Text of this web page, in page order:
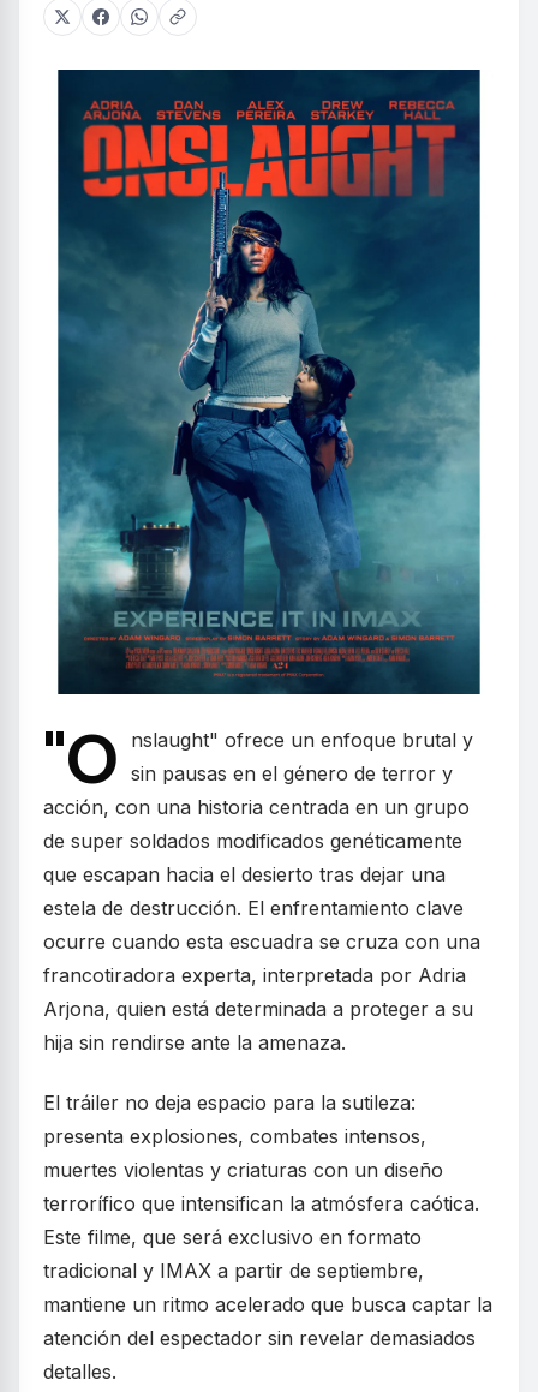
"O
nslaught" ofrece un enfoque brutal y
sin pausas en el género de terror y
acción, con una historia centrada en un grupo
de super soldados modificados genéticamente
que escapan hacia el desierto tras dejar una
estela de destrucción. El enfrentamiento clave
ocurre cuando esta escuadra se cruza con una
francotiradora experta, interpretada por Adria
Arjona, quien está determinada a proteger a su
hija sin rendirse ante la amenaza.
El tráiler no deja espacio para la sutileza:
presenta explosiones, combates intensos,
muertes violentas y criaturas con un diseño
terrorífico que intensifican la atmósfera caótica.
Este filme, que será exclusivo en formato
tradicional y IMAX a partir de septiembre,
mantiene un ritmo acelerado que busca captar la
atención del espectador sin revelar demasiados
detalles.